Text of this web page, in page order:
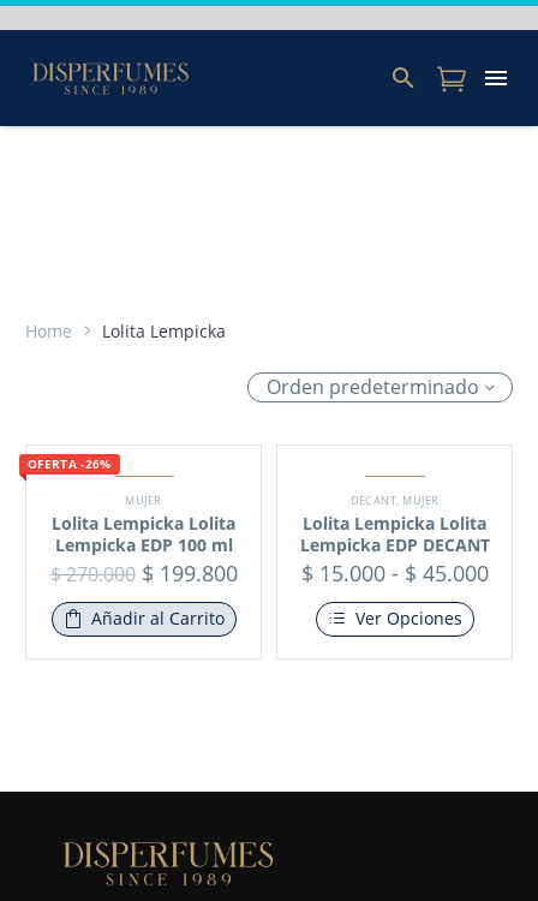
Home Lolita Lempicka
Orden predeterminado
OFERTA -26%
MUJER
Lolita Lempicka Lolita
Lempicka EDP 100 ml
$270.000 $ 199.800
Añadir al Carrito
DECANT, MUJER
Lolita Lempicka Lolita
Lempicka EDP DECANT
$ 15.000 - $ 45.000
Ver Opciones